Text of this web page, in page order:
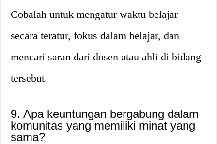
Cobalah untuk mengatur waktu belajar
secara teratur, fokus dalam belajar, dan
mencari saran dari dosen atau ahli di bidang
tersebut.
9. Apa keuntungan bergabung dalam
komunitas yang memiliki minat yang
sama?